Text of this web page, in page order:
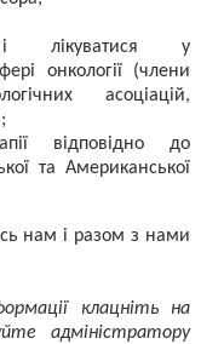
і лікуватися у
онкології (члени
асоціацій,
відповідно до
та Американської
нам і разом з нами
клацніть на
адміністратору